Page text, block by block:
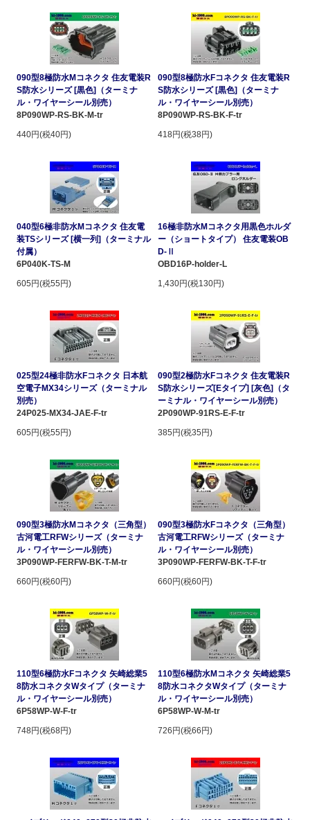
090型8極防水Mコネクタ 住友電装R
S防水シリーズ [黒色]（ターミナ
ル・ワイヤーシール別売）
8P090WP-RS-BK-M-tr
440円(税40円)
090型8極防水Fコネクタ 住友電装R
S防水シリーズ [黒色]（ターミナ
ル・ワイヤーシール別売）
8P090WP-RS-BK-F-tr
418円(税38円)
040型6極非防水Mコネクタ 住友電
装TSシリーズ [横一列]（ターミナル
付属）
6P040K-TS-M
605円(税55円)
16極非防水Mコネクタ用黒色ホルダ
ー（ショートタイプ） 住友電装OB
D-Ⅱ
OBD16P-holder-L
1,430円(税130円)
025型24極非防水Fコネクタ 日本航
空電子MX34シリーズ（ターミナル
別売）
24P025-MX34-JAE-F-tr
605円(税55円)
090型2極防水Fコネクタ 住友電装R
S防水シリーズ[Eタイプ] [灰色]（タ
ーミナル・ワイヤーシール別売）
2P090WP-91RS-E-F-tr
385円(税35円)
090型3極防水Mコネクタ（三角型）
古河電工RFWシリーズ（ターミナ
ル・ワイヤーシール別売）
3P090WP-FERFW-BK-T-M-tr
660円(税60円)
090型3極防水Fコネクタ（三角型）
古河電工RFWシリーズ（ターミナ
ル・ワイヤーシール別売）
3P090WP-FERFW-BK-T-F-tr
660円(税60円)
110型6極防水Fコネクタ 矢崎総業5
8防水コネクタWタイプ（ターミナ
ル・ワイヤーシール別売）
6P58WP-W-F-tr
748円(税68円)
110型6極防水Mコネクタ 矢崎総業5
8防水コネクタWタイプ（ターミナ
ル・ワイヤーシール別売）
6P58WP-W-M-tr
726円(税66円)